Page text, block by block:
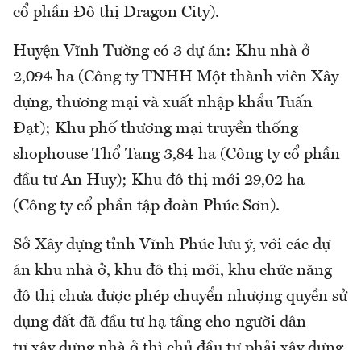
cổ phần Đô thị Dragon City).
Huyện Vĩnh Tường có 3 dự án: Khu nhà ở
2,094 ha (Công ty TNHH Một thành viên Xây
dựng, thương mại và xuất nhập khẩu Tuấn
Đạt); Khu phố thương mại truyền thống
shophouse Thổ Tang 3,84 ha (Công ty cổ phần
đầu tư An Huy); Khu đô thị mới 29,02 ha
(Công ty cổ phần tập đoàn Phúc Sơn).
Sở Xây dựng tỉnh Vĩnh Phúc lưu ý, với các dự
án khu nhà ở, khu đô thị mới, khu chức năng
đô thị chưa được phép chuyển nhượng quyền sử
dụng đất đã đầu tư hạ tầng cho người dân